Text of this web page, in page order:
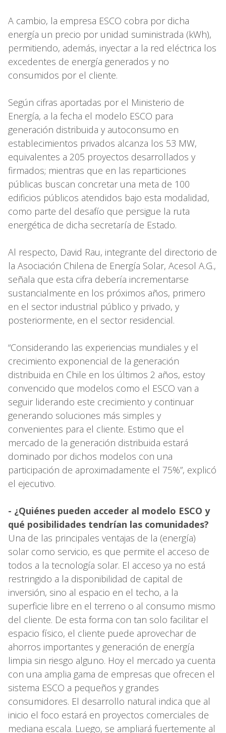
A cambio, la empresa ESCO cobra por dicha
energía un precio por unidad suministrada (kWh),
permitiendo, además, inyectar a la red eléctrica los
excedentes de energía generados y no
consumidos por el cliente.
Según cifras aportadas por el Ministerio de
Energía, a la fecha el modelo ESCO para
generación distribuida y autoconsumo en
establecimientos privados alcanza los 53 MW,
equivalentes a 205 proyectos desarrollados y
firmados; mientras que en las reparticiones
públicas buscan concretar una meta de 100
edificios públicos atendidos bajo esta modalidad,
como parte del desafío que persigue la ruta
energética de dicha secretaría de Estado.
Al respecto, David Rau, integrante del directorio de
la Asociación Chilena de Energía Solar, Acesol A.G.,
señala que esta cifra debería incrementarse
sustancialmente en los próximos años, primero
en el sector industrial público y privado, y
posteriormente, en el sector residencial.
“Considerando las experiencias mundiales y el
crecimiento exponencial de la generación
distribuida en Chile en los últimos 2 años, estoy
convencido que modelos como el ESCO van a
seguir liderando este crecimiento y continuar
generando soluciones más simples y
convenientes para el cliente. Estimo que el
mercado de la generación distribuida estará
dominado por dichos modelos con una
participación de aproximadamente el 75%”, explicó
el ejecutivo.
- ¿Quiénes pueden acceder al modelo ESCO y
qué posibilidades tendrían las comunidades?
Una de las principales ventajas de la (energía)
solar como servicio, es que permite el acceso de
todos a la tecnología solar. El acceso ya no está
restringido a la disponibilidad de capital de
inversión, sino al espacio en el techo, a la
superficie libre en el terreno o al consumo mismo
del cliente. De esta forma con tan solo facilitar el
espacio físico, el cliente puede aprovechar de
ahorros importantes y generación de energía
limpia sin riesgo alguno. Hoy el mercado ya cuenta
con una amplia gama de empresas que ofrecen el
sistema ESCO a pequeños y grandes
consumidores. El desarrollo natural indica que al
inicio el foco estará en proyectos comerciales de
mediana escala. Luego, se ampliará fuertemente al